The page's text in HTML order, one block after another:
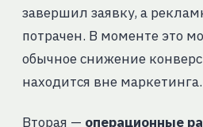
завершил заявку, а
потрачен. В моменте это
обычное снижение
находится вне маркетинга.
Вторая — операционные